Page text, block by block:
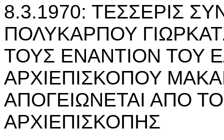
8.3.1970: ΤΕΣΣΕΡΙΣ
ΠΟΛΥΚΑΡΠΟΥ
ΤΟΥΣ ΕΝΑΝΤΙΟΝ ΤΟΥ
ΑΡΧΙΕΠΙΣΚΟΠΟΥ
ΑΠΟΓΕΙΩΝΕΤΑΙ ΑΠΟ
ΑΡΧΙΕΠΙΣΚΟΠΗΣ